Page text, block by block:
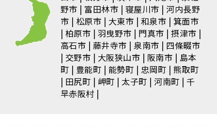
野市
富田林市 寝屋川市
河内長野
市
松原市 大東市 和泉市 箕面市
柏原市 羽曳野市 門真市
摂津市
高石市
藤井寺市 泉南市
四條畷市
交野市
大阪狭山市 阪南市
島本
町
豊能町 能勢町 忠岡町 熊取町
田尻町
岬町 太子町 河南町
千
早赤阪村